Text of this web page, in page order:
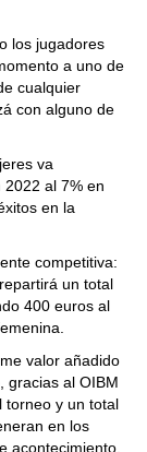
los jugadores
a uno de
cualquier
con alguno de
va
al 7% en
en la
competitiva:
un total
400 euros al
valor añadido
gracias al OIBM
torneo y un total
en los
acontecimiento.